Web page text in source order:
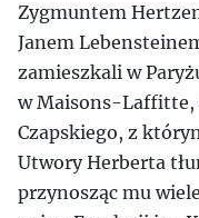
Zygmuntem
Janem
zamieszkali w
w Maisons-Laffitte,
Czapskiego, z
Utwory Herberta
przynosząc mu